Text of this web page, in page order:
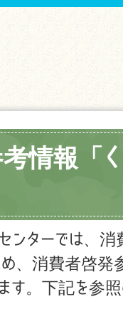
情報「く
ンターでは、
、消費者啓発
す。下記を参